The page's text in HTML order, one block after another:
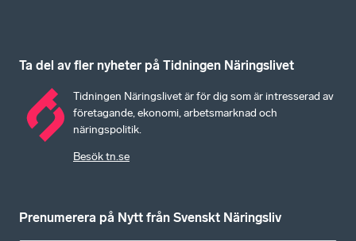
Ta del av fler nyheter på Tidningen Näringslivet
Tidningen Näringslivet är för dig som är intresserad av
företagande, ekonomi, arbetsmarknad och
näringspolitik.
Besök tn.se
Prenumerera på Nytt från Svenskt Näringsliv